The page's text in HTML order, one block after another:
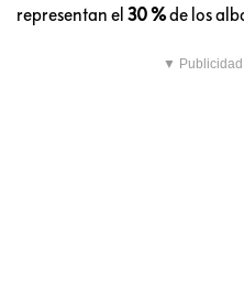
representan el 30 %de los
▼ Publicidad